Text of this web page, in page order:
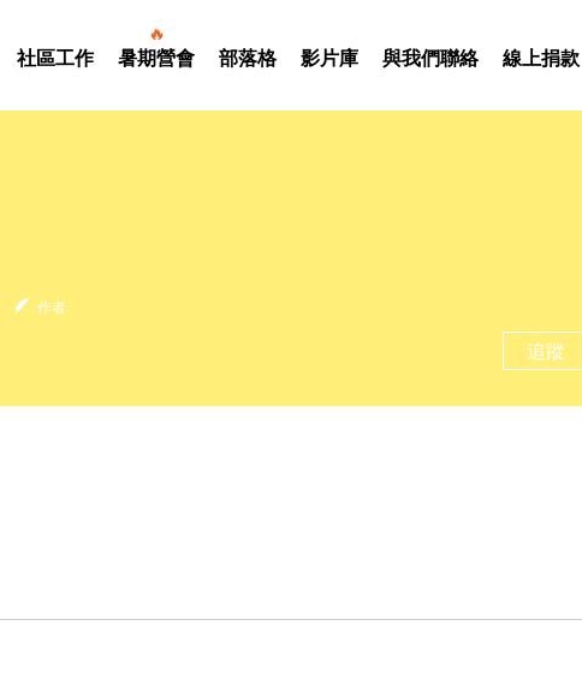
社區工作 暑期營會 部落格 影片庫 與我們聯絡 線上捐款
🔥
作者
追蹤